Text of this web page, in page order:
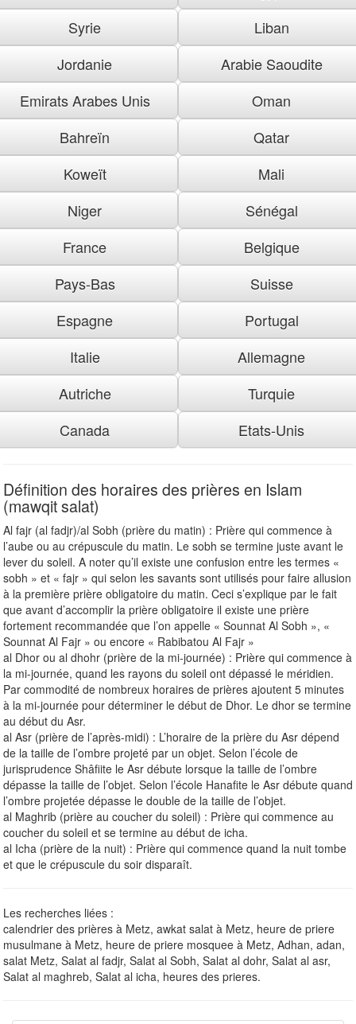
Syrie
Liban
Jordanie
Arabie Saoudite
Emirats Arabes Unis
Oman
Bahreïn
Qatar
Koweït
Mali
Niger
Sénégal
France
Belgique
Pays-Bas
Suisse
Espagne
Portugal
Italie
Allemagne
Autriche
Turquie
Canada
Etats-Unis
Définition des horaires des prières en Islam
(mawqit salat)
Al fajr (al fadjr)/al Sobh (prière du matin) : Prière qui commence à
l’aube ou au crépuscule du matin. Le sobh se termine juste avant le
lever du soleil. A noter qu’il existe une confusion entre les termes «
sobh » et « fajr » qui selon les savants sont utilisés pour faire allusion
à la première prière obligatoire du matin. Ceci s’explique par le fait
que avant d’accomplir la prière obligatoire il existe une prière
fortement recommandée que l’on appelle « Sounnat Al Sobh », «
Sounnat Al Fajr » ou encore « Rabibatou Al Fajr »
al Dhor ou al dhohr (prière de la mi-journée) : Prière qui commence à
la mi-journée, quand les rayons du soleil ont dépassé le méridien.
Par commodité de nombreux horaires de prières ajoutent 5 minutes
à la mi-journée pour déterminer le début de Dhor. Le dhor se termine
au début du Asr.
al Asr (prière de l’après-midi) : L’horaire de la prière du Asr dépend
de la taille de l’ombre projeté par un objet. Selon l’école de
jurisprudence Shâfiite le Asr débute lorsque la taille de l’ombre
dépasse la taille de l’objet. Selon l’école Hanafite le Asr débute quand
l’ombre projetée dépasse le double de la taille de l’objet.
al Maghrib (prière au coucher du soleil) : Prière qui commence au
coucher du soleil et se termine au début de icha.
al Icha (prière de la nuit) : Prière qui commence quand la nuit tombe
et que le crépuscule du soir disparaît.
Les recherches liées :
calendrier des prières à Metz, awkat salat à Metz, heure de priere
musulmane à Metz, heure de priere mosquee à Metz, Adhan, adan,
salat Metz, Salat al fadjr, Salat al Sobh, Salat al dohr, Salat al asr,
Salat al maghreb, Salat al icha, heures des prieres.